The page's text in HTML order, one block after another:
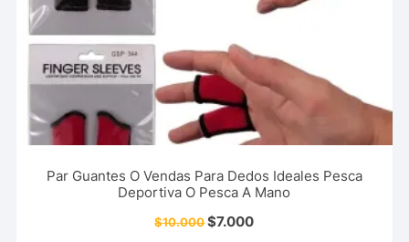
Par Guantes O Vendas Para Dedos Ideales Pesca
Deportiva O Pesca A Mano
$10.000$7.000